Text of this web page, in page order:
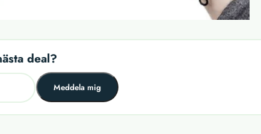
deal?
Meddela mig